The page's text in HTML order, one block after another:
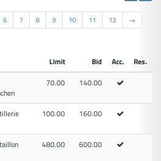
6 7 8 9 10 11 12 →
Limit Bid Acc.
Res.
70.00 140.00
100.00 160.00
480.00 600.00